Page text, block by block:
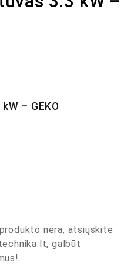
– GEKO
nėra, atsiųskite
, galbūt